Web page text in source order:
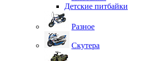
Детские питбайки
Разное
Скутера